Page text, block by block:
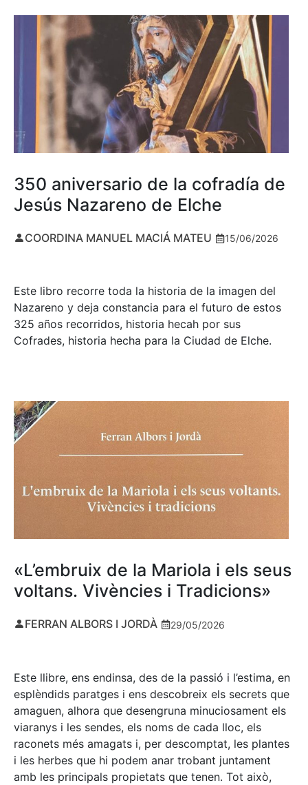
350 aniversario de la cofradía de
Jesús Nazareno de Elche
COORDINA MANUEL MACIÁ MATEU 15/06/2026
Este libro recorre toda la historia de la imagen del
Nazareno y deja constancia para el futuro de estos
325 años recorridos, historia hecah por sus
Cofrades, historia hecha para la Ciudad de Elche.
«L’embruix de la Mariola i els seus
voltans. Vivències i Tradicions»
FERRAN ALBORS I JORDÀ 29/05/2026
Este llibre, ens endinsa, des de la passió i l’estima, en
esplèndids paratges i ens descobreix els secrets que
amaguen, alhora que desengruna minuciosament els
viaranys i les sendes, els noms de cada lloc, els
raconets més amagats i, per descomptat, les plantes
i les herbes que hi podem anar trobant juntament
amb les principals propietats que tenen. Tot això,